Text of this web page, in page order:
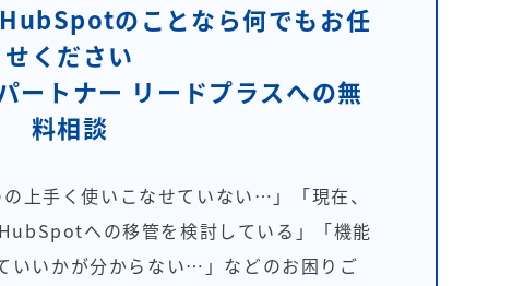
のことなら何でもお任
せください
トナー リードプラスへの無
料相談
上手く使いこなせていない…」「現在、
への移管を検討している」「機能
いいかが分からない…」などのお困りご